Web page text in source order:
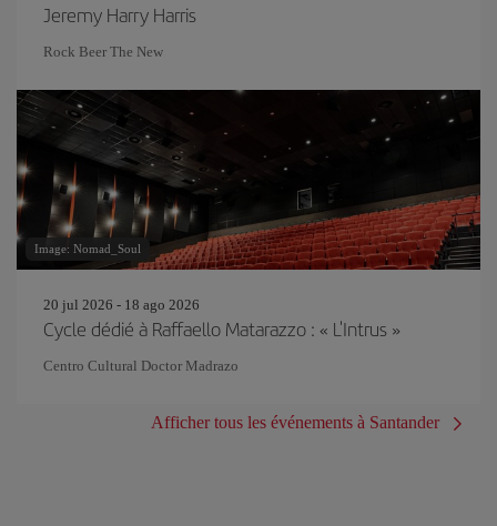
Jeremy Harry Harris
Rock Beer The New
Image: Nomad_Soul
20 jul 2026 - 18 ago 2026
Cycle dédié à Raffaello Matarazzo : « L'Intrus »
Centro Cultural Doctor Madrazo
Afficher tous les événements à Santander